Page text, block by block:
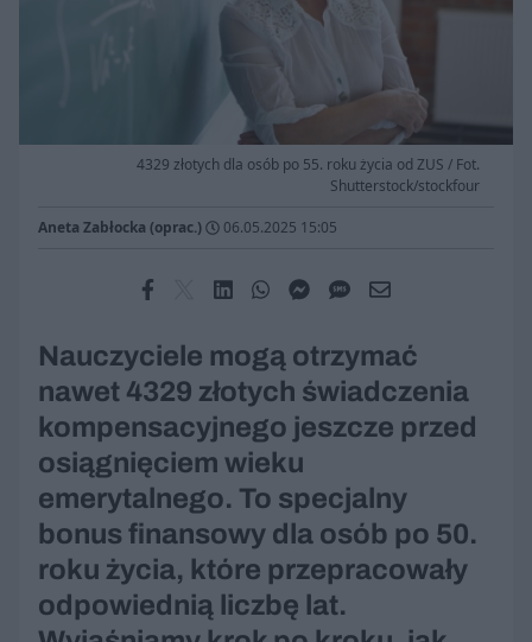
4329 złotych dla osób po 55. roku życia od ZUS / Fot.
Shutterstock/stockfour
Aneta Zabłocka (oprac.) 06.05.2025 15:05
Nauczyciele mogą otrzymać
nawet 4329 złotych świadczenia
kompensacyjnego jeszcze przed
osiągnięciem wieku
emerytalnego. To specjalny
bonus finansowy dla osób po 50.
roku życia, które przepracowały
odpowiednią liczbę lat.